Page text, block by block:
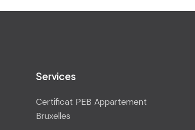
Services
Certificat PEB Appartement
Bruxelles